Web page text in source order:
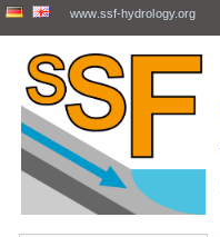
www.ssf-hydrology.org